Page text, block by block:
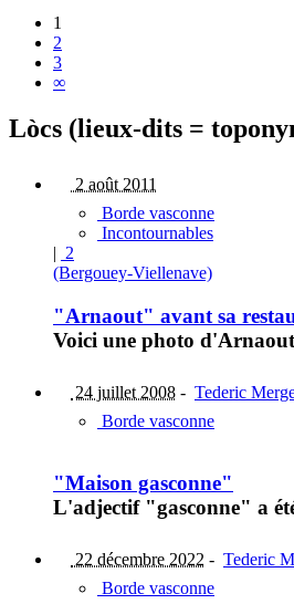
1
2
3
∞
Lòcs (lieux-dits =
2 août 2011
Borde vasconne
Incontournables
| 2
(Bergouey-Viellenave)
"Arnaout" avant sa
Voici une photo
24 juillet 2008 - Tederic
Borde vasconne
"Maison gasconne"
L'adjectif "gasconne" a
22 décembre 2022 - Tederic
Borde vasconne